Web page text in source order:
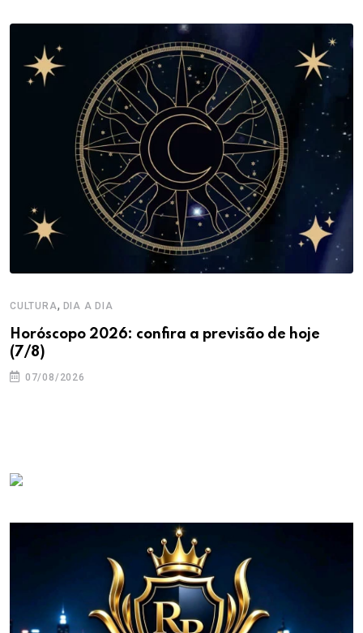
CULTURA, DIA A DIA
Horóscopo 2026: confira a previsão de hoje
(7/8)
07/08/2026